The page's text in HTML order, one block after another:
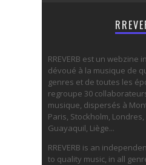
RREVERB est un
dévoué à la musique de
genres et de toutes les
regroupe 30
musique, dispersés à
Paris, Stockholm,
Guayaquil, Liège...
RREVERB is an
to quality music, in all